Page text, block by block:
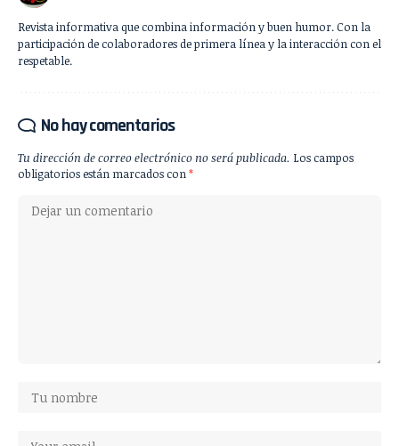
Revista informativa que combina información y buen humor. Con la
participación de colaboradores de primera línea y la interacción con el
respetable.
No hay comentarios
Tu dirección de correo electrónico no será publicada. Los campos
obligatorios están marcados con*